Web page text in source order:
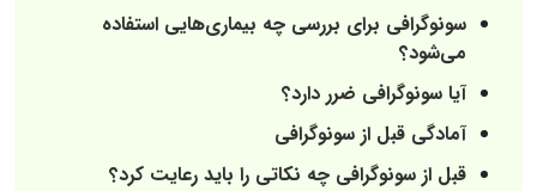
سونوگرافی برای بررسی چه بیماری‌هایی استفاده
می‌شود؟
آیا سونوگرافی ضرر دارد؟
آمادگی قبل از سونوگرافی
قبل از سونوگرافی چه نکاتی را باید رعایت کرد؟